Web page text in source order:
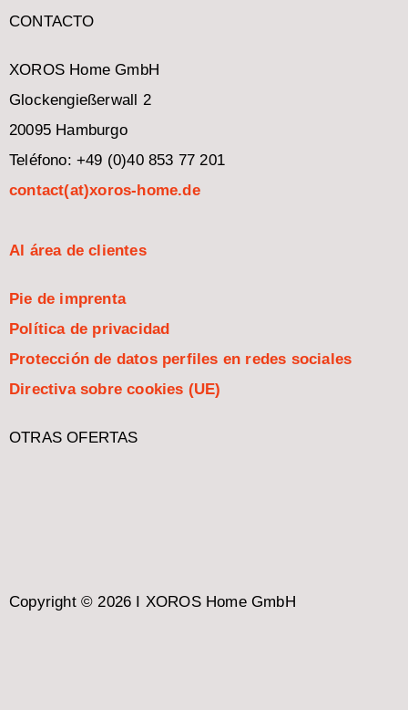
CONTACTO
XOROS Home GmbH
Glockengießerwall 2
20095 Hamburgo
Teléfono: +49 (0)40 853 77 201
contact(at)xoros-home.de
Al área de clientes
Pie de imprenta
Política de privacidad
Protección de datos perfiles en redes sociales
Directiva sobre cookies (UE)
OTRAS OFERTAS
Copyright © 2026 I XOROS Home GmbH